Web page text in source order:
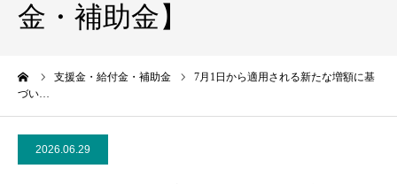
金・補助金】
支援金・給付金・補助金
7月1日から適用される新たな増額に基
づい…
2026.06.29